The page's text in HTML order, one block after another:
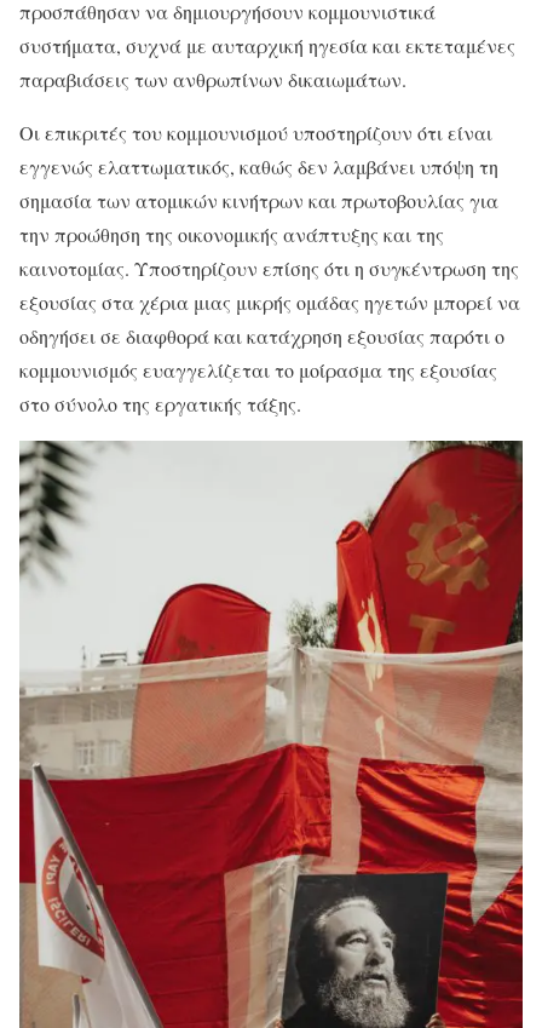
προσπάθησαν να δημιουργήσουν κομμουνιστικά
συστήματα, συχνά με αυταρχική ηγεσία και εκτεταμένες
παραβιάσεις των ανθρωπίνων δικαιωμάτων.
Οι επικριτές του κομμουνισμού υποστηρίζουν ότι είναι
εγγενώς ελαττωματικός, καθώς δεν λαμβάνει υπόψη τη
σημασία των ατομικών κινήτρων και πρωτοβουλίας για
την προώθηση της οικονομικής ανάπτυξης και της
καινοτομίας. Υποστηρίζουν επίσης ότι η συγκέντρωση της
εξουσίας στα χέρια μιας μικρής ομάδας ηγετών μπορεί να
οδηγήσει σε διαφθορά και κατάχρηση εξουσίας παρότι ο
κομμουνισμός ευαγγελίζεται το μοίρασμα της εξουσίας
στο σύνολο της εργατικής τάξης.